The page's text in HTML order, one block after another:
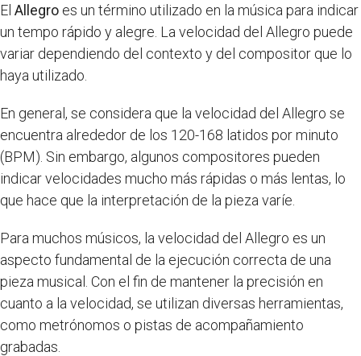
El Allegro es un término utilizado en la música para indicar
un tempo rápido y alegre. La velocidad del Allegro puede
variar dependiendo del contexto y del compositor que lo
haya utilizado.
En general, se considera que la velocidad del Allegro se
encuentra alrededor de los 120-168 latidos por minuto
(BPM). Sin embargo, algunos compositores pueden
indicar velocidades mucho más rápidas o más lentas, lo
que hace que la interpretación de la pieza varíe.
Para muchos músicos, la velocidad del Allegro es un
aspecto fundamental de la ejecución correcta de una
pieza musical. Con el fin de mantener la precisión en
cuanto a la velocidad, se utilizan diversas herramientas,
como metrónomos o pistas de acompañamiento
grabadas.